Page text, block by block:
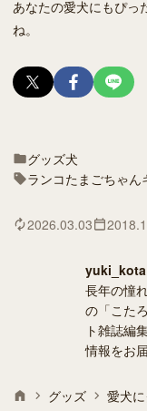
あなたの愛犬にもぴっ
ね。
グッズ犬
ランコたまごちゃん
2026.03.03
yuki_kota
長年の憧
の「こた
ト雑誌編
情報をお
グッズ